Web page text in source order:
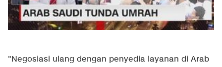
"Negosiasi ulang dengan penyedia layanan di Arab